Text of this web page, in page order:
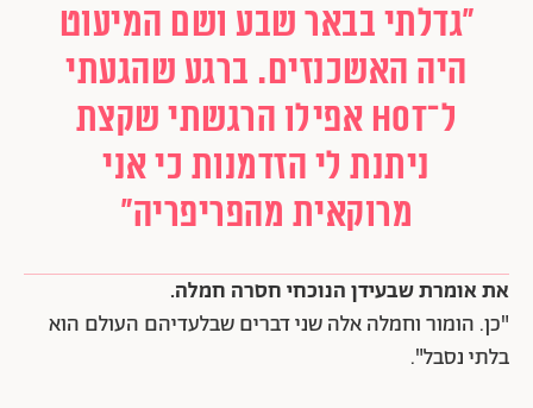
"גדלתי בבאר שבע ושם המיעוט
היה האשכנזים. ברגע שהגעתי
ל־HOT אפילו הרגשתי שקצת
ניתנת לי הזדמנות כי אני
מרוקאית מהפריפריה"
את אומרת שבעידן הנוכחי חסרה חמלה.
"כן. הומור וחמלה אלה שני דברים שבלעדיהם העולם הוא
בלתי נסבל".